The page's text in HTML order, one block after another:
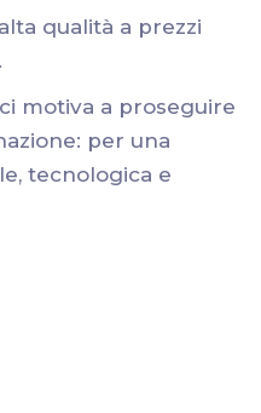
qualità a prezzi
motiva a proseguire
per una
tecnologica e